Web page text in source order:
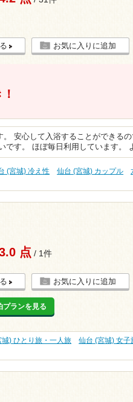
お気に入りに追加
安心して入浴することができるの
です。 ほぼ毎日利用しています。
(宮城) 冷え性 仙台 (宮城) カップル
点 / 1件
お気に入りに追加
プランを見る
城) ひとり旅・一人旅
仙台 (宮城) 女子